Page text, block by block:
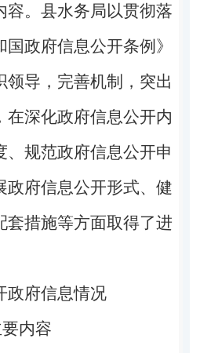
。 县水务局以贯彻落
政府信息公开条例》
领导，完善机制，突出
在深化政府信息公开内
、规范政府信息公开申
政府信息公开形式、健
套措施等方面取得了进
政府信息情况
内容